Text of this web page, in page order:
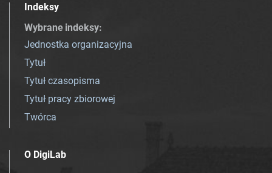
Indeksy
Wybrane indeksy:
Jednostka organizacyjna
Tytuł
Tytuł czasopisma
Tytuł pracy zbiorowej
Twórca
O DigiLab